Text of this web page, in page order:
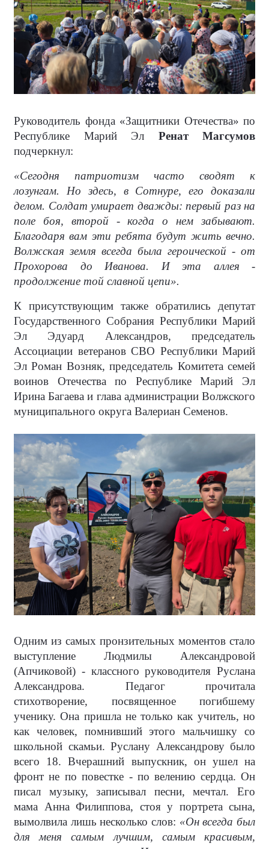
Руководитель фонда «Защитники Отечества» по
Республике Марий Эл Ренат Магсумов
подчеркнул:
«Сегодня патриотизм часто сводят к
лозунгам. Но здесь, в Сотнуре, его доказали
делом. Солдат умирает дважды: первый раз на
поле боя, второй - когда о нем забывают.
Благодаря вам эти ребята будут жить вечно.
Волжская земля всегда была героической - от
Прохорова до Иванова. И эта аллея -
продолжение той славной цепи».
К присутствующим также обратились депутат
Государственного Собрания Республики Марий
Эл Эдуард Александров, председатель
Ассоциации ветеранов СВО Республики Марий
Эл Роман Возняк, председатель Комитета семей
воинов Отечества по Республике Марий Эл
Ирина Багаева и глава администрации Волжского
муниципального округа Валериан Семенов.
Одним из самых пронзительных моментов стало
выступление Людмилы Александровой
(Апчиковой) - классного руководителя Руслана
Александрова. Педагог прочитала
стихотворение, посвященное погибшему
ученику. Она пришла не только как учитель, но
как человек, помнивший этого мальчишку со
школьной скамьи. Руслану Александрову было
всего 18. Вчерашний выпускник, он ушел на
фронт не по повестке - по велению сердца. Он
писал музыку, записывал песни, мечтал. Его
мама Анна Филиппова, стоя у портрета сына,
вымолвила лишь несколько слов: «Он всегда был
для меня самым лучшим, самым красивым,